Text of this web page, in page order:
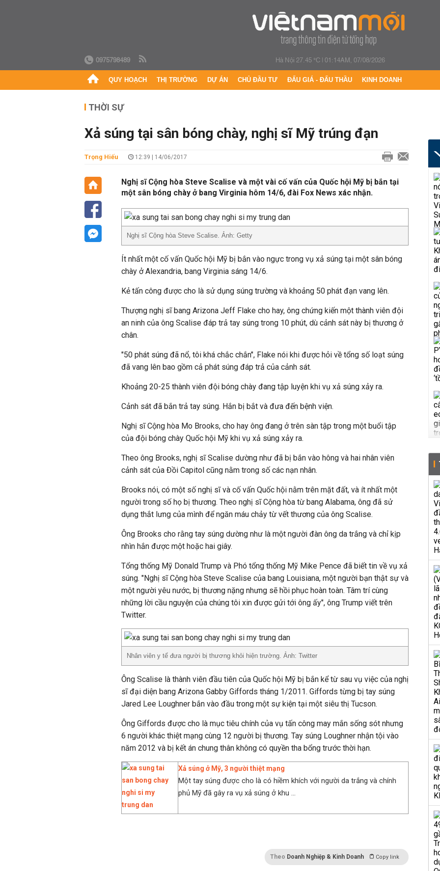
0975798489 Hà Nội 27.45 °C|01:14AM, 07/08/2026
QUY HOẠCH THỊ TRƯỜNG DỰ ÁN CHỦ ĐẦU TƯ ĐẤU GIÁ - ĐẤU THẦU KINH DOANH
THỜI SỰ
Xả súng tại sân bóng chày, nghị sĩ Mỹ trúng đạn
Trọng Hiếu 12:39 | 14/06/2017
Nghị sĩ Cộng hòa Steve Scalise và một vài cố vấn của Quốc hội Mỹ bị bắn tại
một sân bóng chày ở bang Virginia hôm 14/6, đài Fox News xác nhận.
Nghị sĩ Cộng hòa Steve Scalise. Ảnh: Getty
Ít nhất một cố vấn Quốc hội Mỹ bị bắn vào ngực trong vụ xả súng tại một sân bóng
chày ở Alexandria, bang Virginia sáng 14/6.
Kẻ tấn công được cho là sử dụng súng trường và khoảng 50 phát đạn vang lên.
Thượng nghị sĩ bang Arizona Jeff Flake cho hay, ông chứng kiến một thành viên đội
an ninh của ông Scalise đáp trả tay súng trong 10 phút, dù cảnh sát này bị thương ở
chân.
"50 phát súng đã nổ, tôi khá chắc chắn", Flake nói khi được hỏi về tổng số loạt súng
đã vang lên bao gồm cả phát súng đáp trả của cảnh sát.
Khoảng 20-25 thành viên đội bóng chày đang tập luyện khi vụ xả súng xảy ra.
Cảnh sát đã bắn trả tay súng. Hắn bị bắt và đưa đến bệnh viện.
Nghị sĩ Cộng hòa Mo Brooks, cho hay ông đang ở trên sàn tập trong một buổi tập
của đội bóng chày Quốc hội Mỹ khi vụ xả súng xảy ra.
Theo ông Brooks, nghị sĩ Scalise dường như đã bị bắn vào hông và hai nhân viên
cảnh sát của Đồi Capitol cũng nằm trong số các nạn nhân.
Brooks nói, có một số nghị sĩ và cố vấn Quốc hội nằm trên mặt đất, và ít nhất một
người trong số họ bị thương. Theo nghị sĩ Cộng hòa từ bang Alabama, ông đã sử
dụng thắt lưng của mình để ngăn máu chảy từ vết thương của ông Scalise.
Ông Brooks cho rằng tay súng dường như là một người đàn ông da trắng và chỉ kịp
nhìn hắn được một hoặc hai giây.
Tổng thống Mỹ Donald Trump và Phó tổng thống Mỹ Mike Pence đã biết tin về vụ xả
súng. "Nghị sĩ Cộng hòa Steve Scalise của bang Louisiana, một người bạn thật sự và
một người yêu nước, bị thương nặng nhưng sẽ hồi phục hoàn toàn. Tâm trí cùng
những lời cầu nguyện của chúng tôi xin được gửi tới ông ấy", ông Trump viết trên
Twitter.
Nhân viên y tế đưa người bị thương khỏi hiện trường. Ảnh: Twitter
Ông Scalise là thành viên đầu tiên của Quốc hội Mỹ bị bắn kể từ sau vụ việc của nghị
sĩ đại diện bang Arizona Gabby Giffords tháng 1/2011. Giffords từng bị tay súng
Jared Lee Loughner bắn vào đầu trong một sự kiện tại một siêu thị Tucson.
Ông Giffords được cho là mục tiêu chính của vụ tấn công may mắn sống sót nhưng
6 người khác thiệt mạng cùng 12 người bị thương. Tay súng Loughner nhận tội vào
năm 2012 và bị kết án chung thân không có quyền tha bổng trước thời hạn.
Xả súng ở Mỹ, 3 người thiệt mạng
Một tay súng được cho là có hiềm khích với người da trắng và chính
phủ Mỹ đã gây ra vụ xả súng ở khu ...
Theo Doanh Nghiệp & Kinh Doanh Copy link